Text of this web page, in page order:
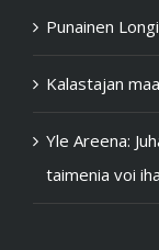
Punainen
Kalastajan
Yle Areena:
taimenia voi